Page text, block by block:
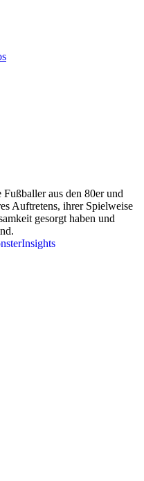
aus den 80er und
Auftretens, ihrer Spielweise
gesorgt haben und